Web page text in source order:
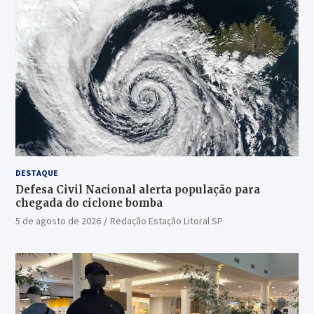
DESTAQUE
Defesa Civil Nacional alerta população para
chegada do ciclone bomba
5 de agosto de 2026 Redação Estação Litoral SP